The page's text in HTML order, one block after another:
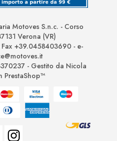
Motoves S.n.c. - Corso
Verona (VR)
+39.0458403690 - e-
- Gestito da Nicola
PrestaShop™